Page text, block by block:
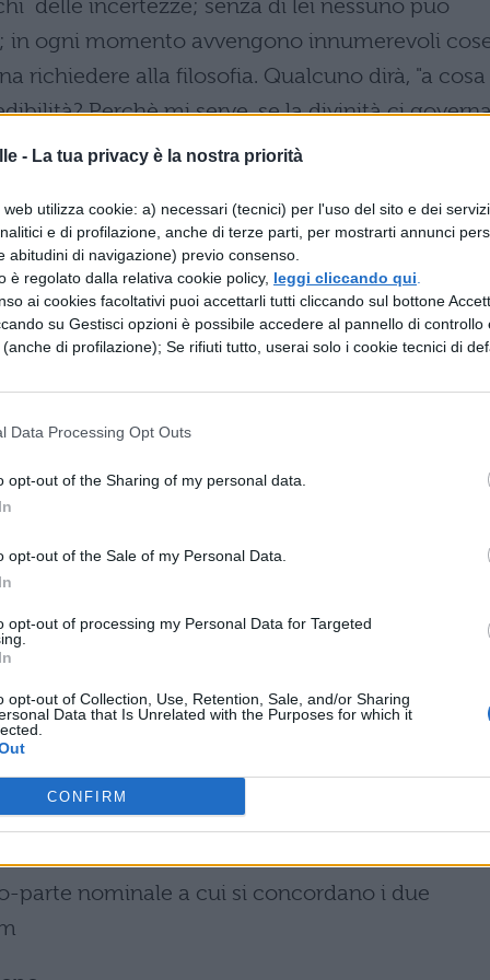
- La tua privacy è la nostra priorità
utilizza cookie: a) necessari (tecnici) per l'uso del sito e dei
e di profilazione, anche di terze parti, per mostrarti annunci
abitudini di navigazione) previo consenso.
è regolato dalla relativa cookie policy, leggi cliccando qui
ai cookies facoltativi puoi accettarli tutti cliccando sul bottone
su Gestisci opzioni è possibile accedere al pannello di controllo
di profilazione); Se rifiuti tutto, userai solo i cookie tecnici di
Data Processing Opt Outs
opt-out of the Sharing of my personal data.
opt-out of the Sale of my Personal Data.
opt-out of processing my Personal Data for Targeted
opt-out of Collection, Use, Retention, Sale, and/or Sharing
Data that Is Unrelated with the Purposes for which it
CONFIRM
delle incertezze; senza di lei nessuno può
ogni momento avvengono innumerevoli
richiedere alla filosofia. Qualcuno dirà, "a cosa
Perchè mi serve, se la divinità ci
certe e non è possibile preparare nulla
della mia decisione e stabilisce
concede alcuna possibilità alla mia
Lucilio, o se esistono tutte, bisogna
con la (sua) legge inesorabile, sia se la
quante le cose dell'universo, sia se il caso
regola, deve tutelarci la filosofia.
divinità, a sottostare fieramente alla fortuna;
l'imprevedibilità.
IL VALORE DELLA
mentre i numeri con le lettere
che costituiscono ogni singola proposizione
parte nominale a cui si concordano i due